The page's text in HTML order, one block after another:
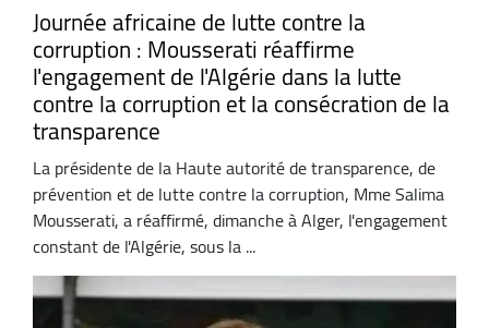
Journée africaine de lutte contre la
corruption : Mousserati réaffirme
l'engagement de l'Algérie dans la lutte
contre la corruption et la consécration de la
transparence
La présidente de la Haute autorité de transparence, de
prévention et de lutte contre la corruption, Mme Salima
Mousserati, a réaffirmé, dimanche à Alger, l'engagement
constant de l'Algérie, sous la ...